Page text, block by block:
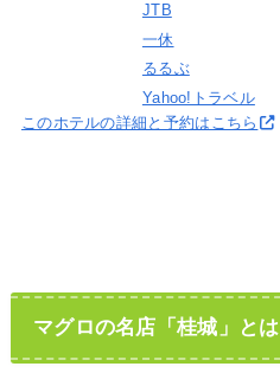
JTB
一休
るるぶ
Yahoo!トラベル
このホテルの詳細と予約はこちら
マグロの名店「桂城」とは